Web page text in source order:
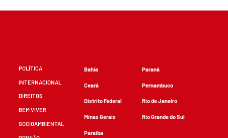
POLÍTICA
INTERNACIONAL
DIREITOS
BEM VIVER
SOCIOAMBIENTAL
Bahia
Ceará
Distrito Federal
Minas Gerais
Paraíba
Paraná
Pernambuco
Rio de Janeiro
Rio Grande do Sul